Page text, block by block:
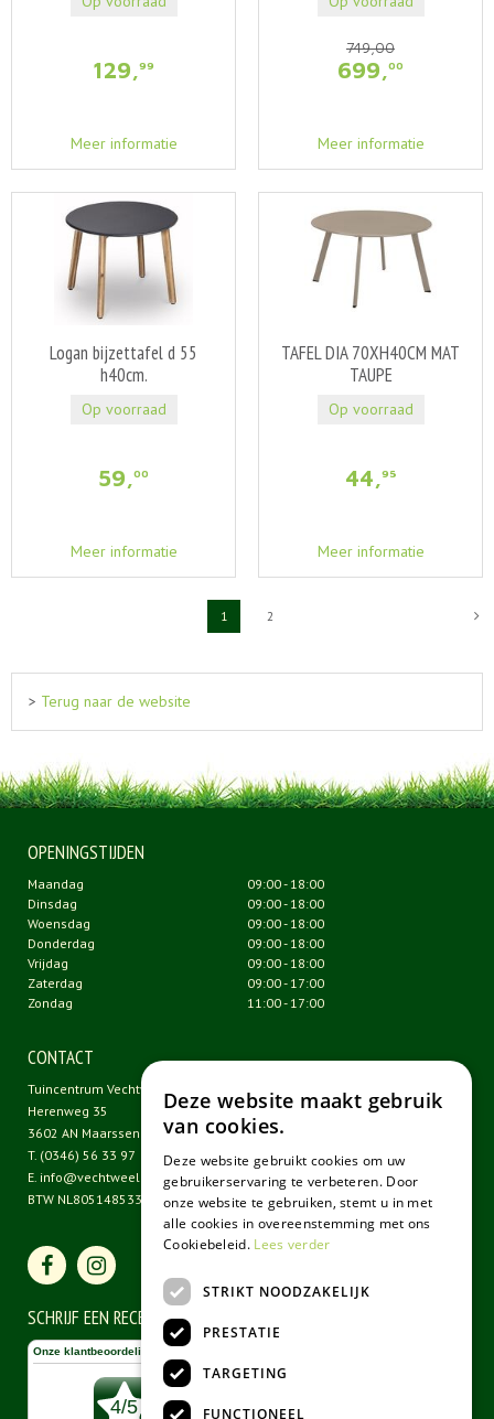
129,99
Meer informatie
749,00
699,00
Meer informatie
Logan bijzettafel d 55
h40cm.
59,00
Meer informatie
Op voorraad
TAFEL DIA 70XH40CM MAT
TAUPE
44,95
Meer informatie
Op voorraad
1 2
> Terug naar de website
OPENINGSTIJDEN
Maandag
09:00 - 18:00
Dinsdag
09:00 - 18:00
Woensdag
09:00 - 18:00
Donderdag
09:00 - 18:00
Vrijdag
09:00 - 18:00
Zaterdag
09:00 - 17:00
Zondag
11:00 - 17:00
CONTACT
Tuincentrum Vechtweelde
Herenweg 35
3602 AN Maarssen
T. (0346) 56 33 97
E. info@vechtweelde.nl
BTW NL805148533B01
SCHRIJF EEN RECENSIE
Deze website maakt gebruik
van cookies.
Deze website gebruikt cookies om uw
gebruikerservaring te verbeteren. Door
onze website te gebruiken, stemt u in met
alle cookies in overeenstemming met ons
Cookiebeleid. Lees verder
STRIKT NOODZAKELIJK
PRESTATIE
TARGETING
FUNCTIONEEL